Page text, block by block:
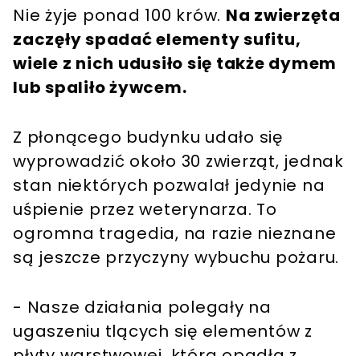
Nie żyje ponad 100 krów. Na zwierzęta
zaczęły spadać elementy sufitu,
wiele z nich udusiło się także dymem
lub spaliło żywcem.
Z płonącego budynku udało się
wyprowadzić około 30 zwierząt, jednak
stan niektórych pozwalał jedynie na
uśpienie przez weterynarza. To
ogromna tragedia, na razie nieznane
są jeszcze przyczyny wybuchu pożaru.
- Nasze działania polegały na
ugaszeniu tlących się elementów z